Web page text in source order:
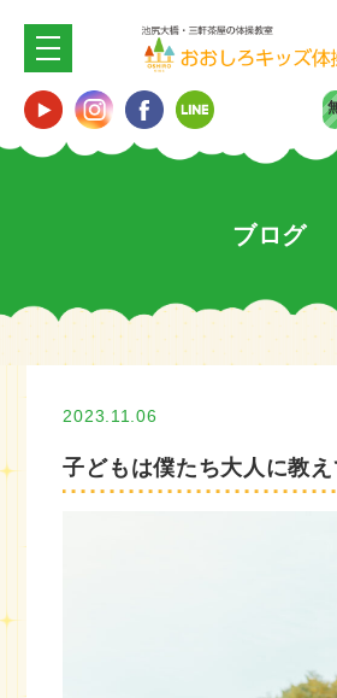
ブログ
2023.11.06
子どもは僕たち大人に教